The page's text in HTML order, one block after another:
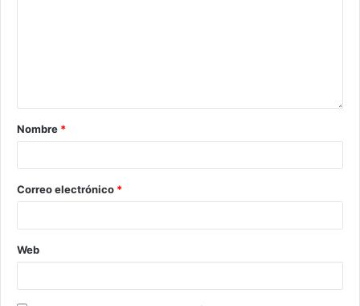
Nombre *
Correo electrónico *
Web